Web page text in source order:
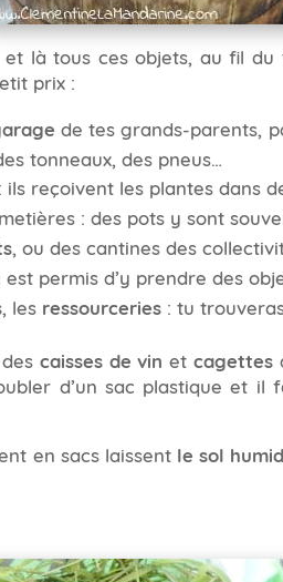
là tous ces objets, au fil
prix :
de tes grands-parents,
tonneaux, des pneus…
reçoivent les plantes dans
: des pots y sont
, ou des cantines des
est permis d’y prendre des
, les ressourceries: tu
caisses de vin et cagettes
d’un sac plastique et il
en sacs laissentle sol